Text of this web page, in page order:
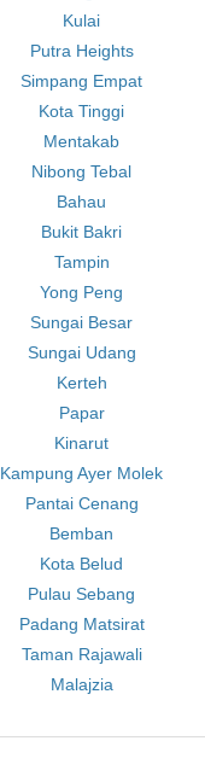
Kulai
Putra Heights
Simpang Empat
Kota Tinggi
Mentakab
Nibong Tebal
Bahau
Bukit Bakri
Tampin
Yong Peng
Sungai Besar
Sungai Udang
Kerteh
Papar
Kinarut
Kampung Ayer Molek
Pantai Cenang
Bemban
Kota Belud
Pulau Sebang
Padang Matsirat
Taman Rajawali
Malajzia